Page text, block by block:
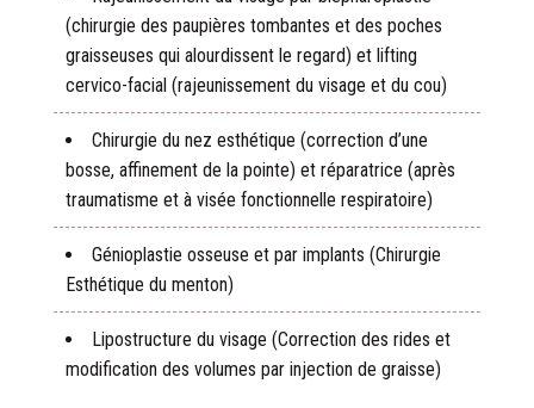
(chirurgie des paupières tombantes et des poches
graisseuses qui alourdissent le regard) et lifting
cervico-facial (rajeunissement du visage et du cou)
Chirurgie du nez esthétique (correction d’une
bosse, affinement de la pointe) et réparatrice (après
traumatisme et à visée fonctionnelle respiratoire)
Génioplastie osseuse et par implants (Chirurgie
Esthétique du menton)
Lipostructure du visage (Correction des rides et
modification des volumes par injection de graisse)